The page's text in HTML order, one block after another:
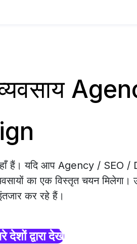
हैं। यदि आप Agency / SEO /
का एक विस्तृत चयन मिलेगा।
कर रहे हैं।
देशों द्वारा देखें